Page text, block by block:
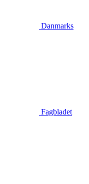
Danmarks
Fagbladet